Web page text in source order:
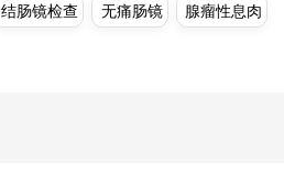
结肠镜检查 无痛肠镜 腺瘤性息肉